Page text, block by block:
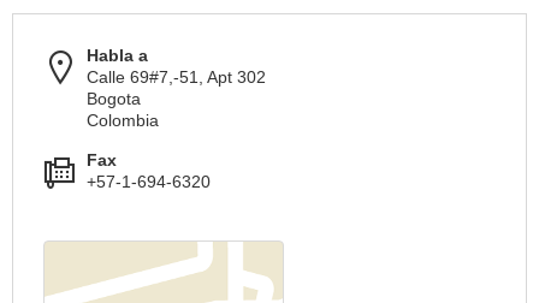
Habla a
Calle 69#7,-51, Apt 302
Bogota
Colombia
Fax
+57-1-694-6320